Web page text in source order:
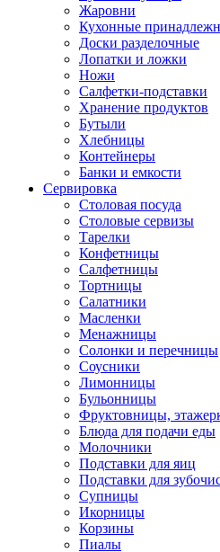
Жаровни
Кухонные
Доски разделочные
Лопатки и ложки
Ножи
Салфетки-подставки
Хранение продуктов
Бутыли
Хлебницы
Контейнеры
Банки и емкости
Сервировка
Столовая посуда
Столовые сервизы
Тарелки
Конфетницы
Салфетницы
Тортницы
Салатники
Масленки
Менажницы
Солонки и перечницы
Соусники
Лимонницы
Бульонницы
Фруктовницы,
Блюда для подачи еды
Молочники
Подставки для яиц
Подставки для
Супницы
Икорницы
Корзины
Пиалы